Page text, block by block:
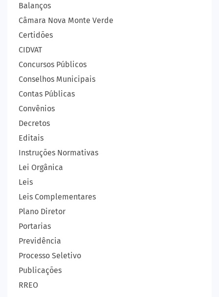
Balanços
Câmara Nova Monte Verde
Certidões
CIDVAT
Concursos Públicos
Conselhos Municipais
Contas Públicas
Convênios
Decretos
Editais
Instruções Normativas
Lei Orgânica
Leis
Leis Complementares
Plano Diretor
Portarias
Previdência
Processo Seletivo
Publicações
RREO